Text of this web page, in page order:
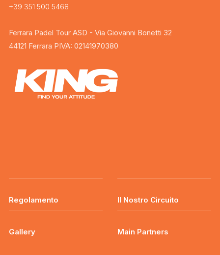
+39 351 500 5468
Ferrara Padel Tour ASD - Via Giovanni Bonetti 32
44121 Ferrara PIVA: 02141970380
Regolamento Il Nostro Circuito
Gallery Main Partners